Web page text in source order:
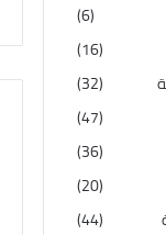
(6)
(16)
(32)
(47)
(36)
(20)
(44)